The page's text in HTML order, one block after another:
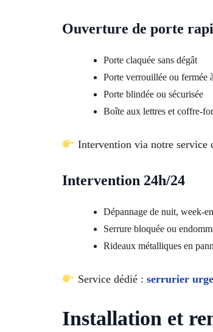
Ouverture de porte
Porte claquée sans dégât
Porte verrouillée ou fermée
Porte blindée ou sécurisée
Boîte aux lettres et coffre-
Intervention via notre service
Intervention 24h/24
Dépannage de nuit, week-
Serrure bloquée ou
Rideaux métalliques en
Service dédié : serrurier
Installation et